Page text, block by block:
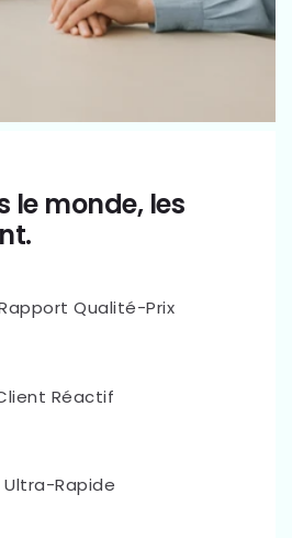
le monde, les
Qualité-Prix
Réactif
Ultra-Rapide